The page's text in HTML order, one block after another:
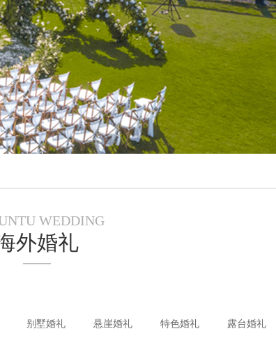
WEDDING
外婚礼
别墅婚礼 悬崖婚礼 特色婚礼 露台婚礼